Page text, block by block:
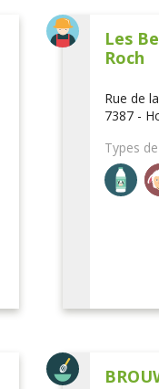
Les
Roch
Rue de
7387 -
Types